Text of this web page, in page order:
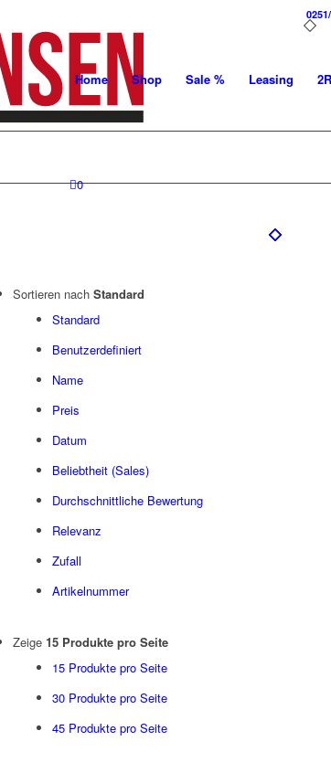
Home Shop Sale % Leasing
0
Sortieren nach Standard
Standard
Benutzerdefiniert
Name
Preis
Datum
Beliebtheit (Sales)
Durchschnittliche Bewertung
Relevanz
Zufall
Artikelnummer
Zeige 15 Produkte pro Seite
15 Produkte pro Seite
30 Produkte pro Seite
45 Produkte pro Seite